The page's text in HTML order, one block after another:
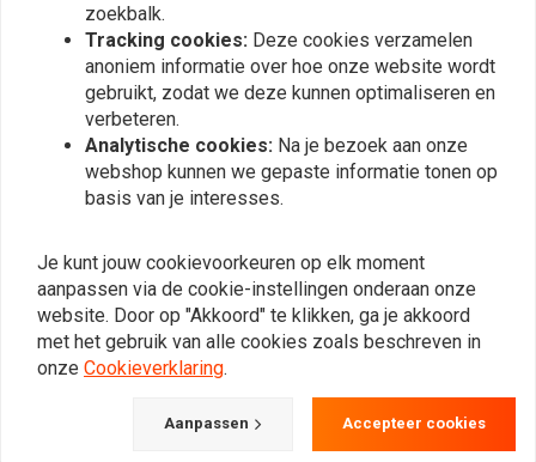
HEIDENAU
Binnenband 15/16 Inch -
130 / 90-160 / 80-MT-
HEIDENAU
Binnenband 17 INCH
€26,57
zoekbalk.
Tracking cookies: Deze cookies verzamelen
anoniem informatie over hoe onze website wordt
gebruikt, zodat we deze kunnen optimaliseren en
verbeteren.
Analytische cookies: Na je bezoek aan onze
webshop kunnen we gepaste informatie tonen op
basis van je interesses.
Je kunt jouw cookievoorkeuren op elk moment
aanpassen via de cookie-instellingen onderaan onze
website. Door op "Akkoord" te klikken, ga je akkoord
met het gebruik van alle cookies zoals beschreven in
onze Cookieverklaring.
Aanpassen Accepteer cookies